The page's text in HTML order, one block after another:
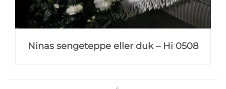
Ninas sengeteppe eller duk – Hi 0508